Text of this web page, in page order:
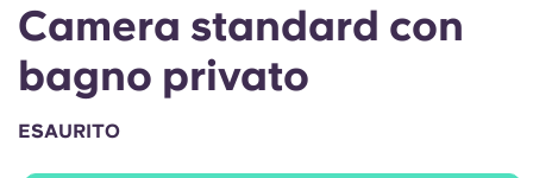
Chinese
Español
Camera standard con
bagno privato
ESAURITO